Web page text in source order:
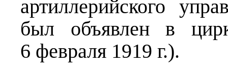
артиллерийского
был объявлен в
6 февраля 1919 г.).